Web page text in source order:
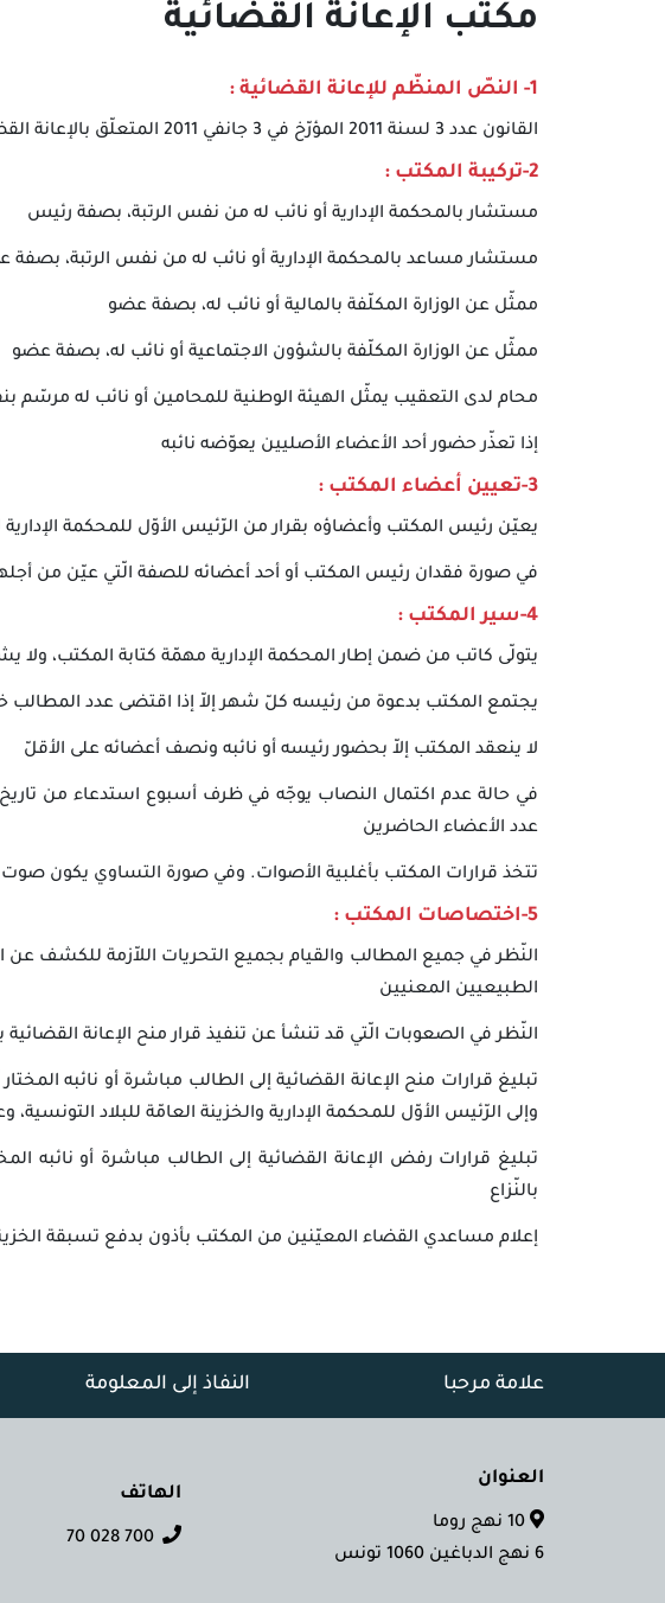
مكتب الإعانة القضائية
1- النصّ المنظّم للإعانة القضائية :
القانون عدد 3 لسنة 2011 المؤرّخ في 3 جانفي 2011 المتعلّق بالإعانة القضائية لدى المحكمة الإدارية.
2-تركيبة المكتب :
مستشار بالمحكمة الإدارية أو نائب له من نفس الرتبة، بصفة رئيس
مستشار مساعد بالمحكمة الإدارية أو نائب له من نفس الرتبة، بصفة
ممثّل عن الوزارة المكلّفة بالمالية أو نائب له، بصفة عضو
ممثّل عن الوزارة المكلّفة بالشؤون الاجتماعية أو نائب له، بصفة عضو
محام لدى التعقيب يمثّل الهيئة الوطنية للمحامين أو نائب له
إذا تعذّر حضور أحد الأعضاء الأصليين يعوّضه نائبه
3-تعيين أعضاء المكتب :
يعيّن رئيس المكتب وأعضاؤه بقرار من الرّئيس الأوّل للمحكمة الإدارية
في صورة فقدان رئيس المكتب أو أحد أعضائه للصفة الّتي عيّن من
4-سير المكتب :
يتولّى كاتب من ضمن إطار المحكمة الإدارية مهمّة كتابة المكتب، ولا
يجتمع المكتب بدعوة من رئيسه كلّ شهر إلاّ إذا اقتضى عدد المطالب
لا ينعقد المكتب إلاّ بحضور رئيسه أو نائبه ونصف أعضائه على الأقلّ
في حالة عدم اكتمال النصاب يوجّه في ظرف أسبوع استدعاء من تاريخ
عدد الأعضاء الحاضرين
تتخذ قرارات المكتب بأغلبية الأصوات. وفي صورة التساوي يكون
5-اختصاصات المكتب :
النّظر في جميع المطالب والقيام بجميع التحريات اللاّزمة للكشف
الطبيعيين المعنيين
النّظر في الصعوبات الّتي قد تنشأ عن تنفيذ قرار منح الإعانة
تبليغ قرارات منح الإعانة القضائية إلى الطالب مباشرة أو نائبه
وإلى الرّئيس الأوّل للمحكمة الإدارية والخزينة العامّة للبلاد التونسية،
تبليغ قرارات رفض الإعانة القضائية إلى الطالب مباشرة أو نائبه
بالنّزاع
إعلام مساعدي القضاء المعيّنين من المكتب بأذون بدفع تسبقة
علامة مرحبا النفاذ إلى المعلومة
العنوان
6 نهج الدباغين 1060 تونس
الهاتف
700 028 70